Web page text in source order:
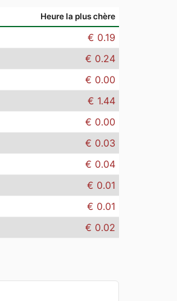
Heure la plus chère
€ 0.19
€ 0.24
€ 0.00
€ 1.44
€ 0.00
€ 0.03
€ 0.04
€ 0.01
€ 0.01
€ 0.02